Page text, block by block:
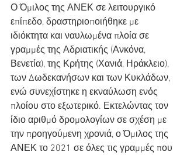
Ο Όμιλος της ΑΝΕΚ σε λειτουργικό
επίπεδο, δραστηριοποιήθηκε με
ιδιόκτητα και ναυλωμένα πλοία σε
γραμμές της Αδριατικής (Ανκόνα,
Βενετία), της Κρήτης (Χανιά, Ηράκλειο),
των Δωδεκανήσων και των Κυκλάδων,
ενώ συνεχίστηκε η εκναύλωση ενός
πλοίου στο εξωτερικό. Εκτελώντας τον
ίδιο αριθμό δρομολογίων σε σχέση με
την προηγούμενη χρονιά, ο Όμιλος της
ΑΝΕΚ το 2021 σε όλες τις γραμμές που